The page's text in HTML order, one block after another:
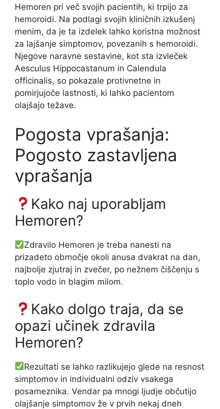
Hemoren pri več svojih pacientih, ki trpijo za
hemoroidi. Na podlagi svojih kliničnih izkušenj
menim, da je ta izdelek lahko koristna možnost
za lajšanje simptomov, povezanih s hemoroidi.
Njegove naravne sestavine, kot sta izvleček
Aesculus Hippocastanum in Calendula
officinalis, so pokazale protivnetne in
pomirjujoče lastnosti, ki lahko pacientom
olajšajo težave.
Pogosta vprašanja:
Pogosto zastavljena
vprašanja
Kako naj uporabljam
Hemoren?
Zdravilo Hemoren je treba nanesti na
prizadeto območje okoli anusa dvakrat na dan,
najbolje zjutraj in zvečer, po nežnem čiščenju s
toplo vodo in blagim milom.
Kako dolgo traja, da se
opazi učinek zdravila
Hemoren?
Rezultati se lahko razlikujejo glede na resnost
simptomov in individualni odziv vsakega
posameznika. Vendar pa mnogi ljudje občutijo
olajšanje simptomov že v prvih nekaj dneh